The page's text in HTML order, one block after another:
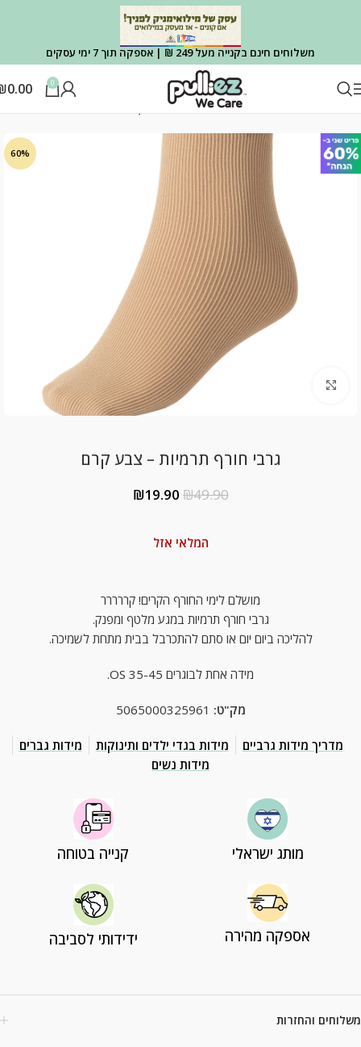
משלוחים חינם בקנייה מעל 249 ₪ | אספקה תוך 7 ימי עסקים
0
0.00
גרבי חורף תרמיות – צבע קרם
₪49.90
₪19.90
המלאי אזל
מושלם לימי החורף הקרים! קררררר
גרבי חורף תרמיות במגע מלטף ומפנק.
להליכה ביום יום או סתם להתכרבל בבית מתחת לשמיכה.
מידה אחת לבוגרים OS 35-45.
מק"ט: 5065000325961
מדריך מידות גרביים מידות בגדי ילדים ותינוקות
מידות גברים
מידות נשים
מותג ישראלי קנייה בטוחה
אספקה מהירה ידידותי לסביבה
משלוחים והחזרות
עמוד הבית בוגרים גרבי חורף תרמיות
60%